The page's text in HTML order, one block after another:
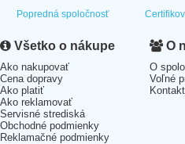
Popredná spoločnosť
Všetko o nákupe
Ako nakupovať
Cena dopravy
Ako platiť
Ako reklamovať
Servisné strediská
Obchodné podmienky
Reklamačné podmienky
O
O
Voľné